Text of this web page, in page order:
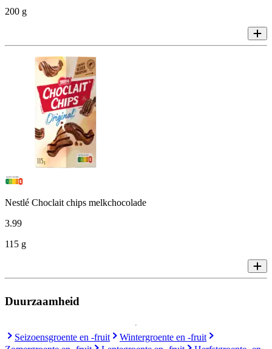
200 g
Nestlé Choclait chips melkchocolade
3.99
115 g
Duurzaamheid
Seizoensgroente en -fruit
Wintergroente en -fruit